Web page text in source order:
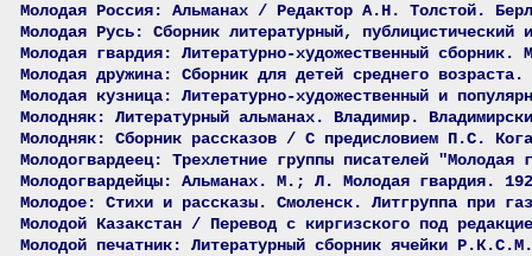
Молодая Россия: Альманах / Редактор А.Н. Толстой.
Молодая Русь: Сборник литературный,
Молодая гвардия: Литературно-художественный
Молодая дружина: Сборник для детей среднего
Молодая кузница: Литературно-художественный и
Молодняк: Литературный альманах. Владимир.
Молодняк: Сборник рассказов / С предисловием П.С.
Молодогвардеец: Трехлетние группы писателей
Молодогвардейцы: Альманах. М.; Л. Молодая гвардия.
Молодое: Стихи и рассказы. Смоленск. Литгруппа при
Молодой Казакстан / Перевод с киргизского под
Молодой печатник: Литературный сборник ячейки